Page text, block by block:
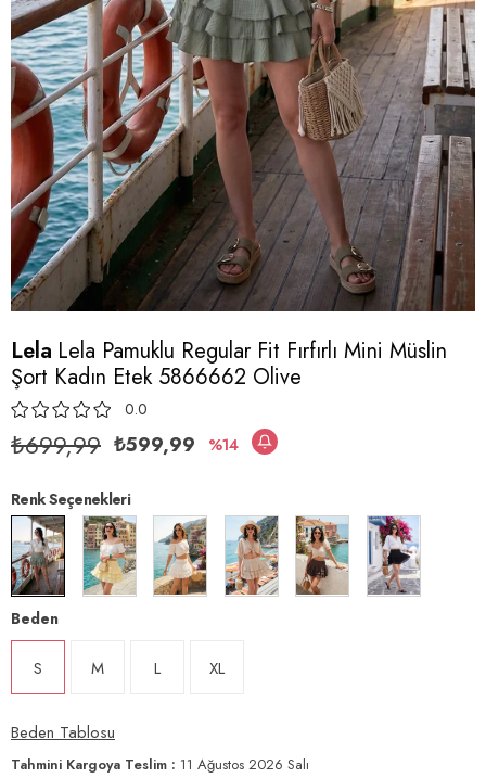
Lela Lela Pamuklu Regular Fit Fırfırlı Mini Müslin
Şort Kadın Etek 5866662 Olive
0.0
₺699,99 ₺599,99 14
Renk Seçenekleri
Beden
S M L XL
Beden Tablosu
Tahmini Kargoya Teslim : 11 Ağustos 2026 Salı